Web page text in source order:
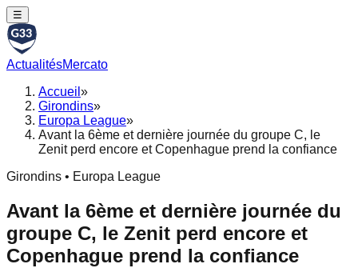
☰
ActualitésMercato
Accueil »
Girondins»
Europa League»
Avant la 6ème et dernière journée du groupe C, le
Zenit perd encore et Copenhague prend la confiance
Girondins • Europa League
Avant la 6ème et dernière journée du
groupe C, le Zenit perd encore et
Copenhague prend la confiance